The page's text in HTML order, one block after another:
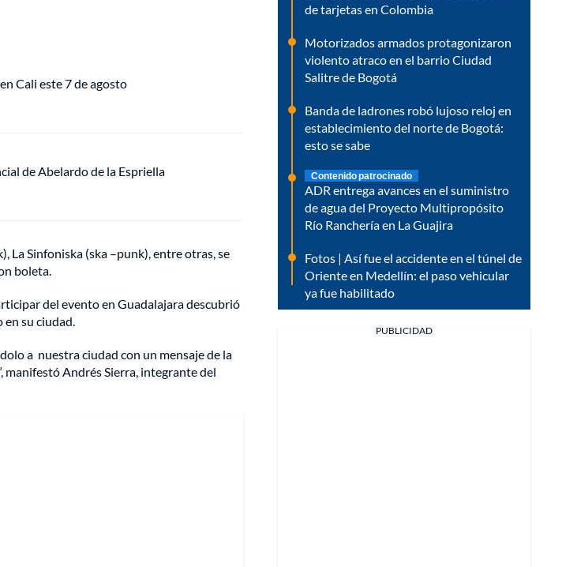
Cali este 7 de agosto
de Abelardo de la Espriella
La Sinfoniska (ska –punk), entre otras, se
boleta.
del evento en Guadalajara descubrió
su ciudad.
a nuestra ciudad con un mensaje de la
manifestó Andrés Sierra, integrante del
de tarjetas en Colombia
Motorizados armados protagonizaron
violento atraco en el barrio Ciudad
Salitre de Bogotá
Banda de ladrones robó lujoso reloj en
establecimiento del norte de Bogotá:
esto se sabe
Contenido patrocinado
ADR entrega avances en el suministro
de agua del Proyecto Multipropósito
Río Ranchería en La Guajira
Fotos | Así fue el accidente en el túnel de
Oriente en Medellín: el paso vehicular
ya fue habilitado
PUBLICIDAD